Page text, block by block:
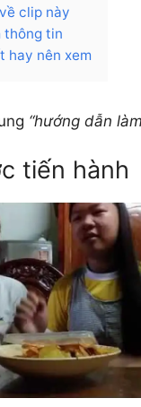
clip này
thông tin
hay nên xem
“hướng dẫn
tiến hành